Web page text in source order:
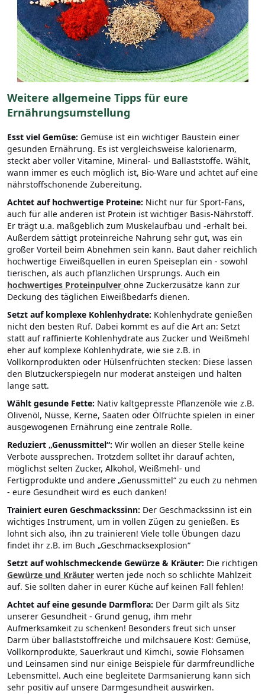
Weitere allgemeine Tipps für eure
Ernährungsumstellung
Esst viel Gemüse: Gemüse ist ein wichtiger Baustein einer
gesunden Ernährung. Es ist vergleichsweise kalorienarm,
steckt aber voller Vitamine, Mineral- und Ballaststoffe. Wählt,
wann immer es euch möglich ist, Bio-Ware und achtet auf eine
nährstoffschonende Zubereitung.
Achtet auf hochwertige Proteine: Nicht nur für Sport-Fans,
auch für alle anderen ist Protein ist wichtiger Basis-Nährstoff.
Er trägt u.a. maßgeblich zum Muskelaufbau und -erhalt bei.
Außerdem sättigt proteinreiche Nahrung sehr gut, was ein
großer Vorteil beim Abnehmen sein kann. Baut daher reichlich
hochwertige Eiweißquellen in euren Speiseplan ein - sowohl
tierischen, als auch pflanzlichen Ursprungs. Auch ein
hochwertiges Proteinpulver ohne Zuckerzusätze kann zur
Deckung des täglichen Eiweißbedarfs dienen.
Setzt auf komplexe Kohlenhydrate: Kohlenhydrate genießen
nicht den besten Ruf. Dabei kommt es auf die Art an: Setzt
statt auf raffinierte Kohlenhydrate aus Zucker und Weißmehl
eher auf komplexe Kohlenhydrate, wie sie z.B. in
Vollkornprodukten oder Hülsenfrüchten stecken: Diese lassen
den Blutzuckerspiegeln nur moderat ansteigen und halten
lange satt.
Wählt gesunde Fette: Nativ kaltgepresste Pflanzenöle wie z.B.
Olivenöl, Nüsse, Kerne, Saaten oder Ölfrüchte spielen in einer
ausgewogenen Ernährung eine zentrale Rolle.
Reduziert „Genussmittel“: Wir wollen an dieser Stelle keine
Verbote aussprechen. Trotzdem solltet ihr darauf achten,
möglichst selten Zucker, Alkohol, Weißmehl- und
Fertigprodukte und andere „Genussmittel“ zu euch zu nehmen
- eure Gesundheit wird es euch danken!
Trainiert euren Geschmackssinn: Der Geschmackssinn ist ein
wichtiges Instrument, um in vollen Zügen zu genießen. Es
lohnt sich also, ihn zu trainieren! Viele tolle Übungen dazu
findet ihr z.B. im Buch „Geschmacksexplosion“
Setzt auf wohlschmeckende Gewürze & Kräuter: Die richtigen
Gewürze und Kräuter werten jede noch so schlichte Mahlzeit
auf. Sie sollten daher in eurer Küche auf keinen Fall fehlen!
Achtet auf eine gesunde Darmflora: Der Darm gilt als Sitz
unserer Gesundheit - Grund genug, ihm mehr
Aufmerksamkeit zu schenken! Besonders freut sich unser
Darm über ballaststoffreiche und milchsauere Kost: Gemüse,
Vollkornprodukte, Sauerkraut und Kimchi, sowie Flohsamen
und Leinsamen sind nur einige Beispiele für darmfreundliche
Lebensmittel. Auch eine begleitete Darmsanierung kann sich
sehr positiv auf unsere Darmgesundheit auswirken.